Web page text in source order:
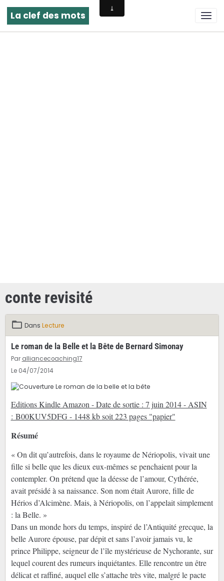
La clef des mots
conte revisité
Dans Lecture
Le roman de la Belle et la Bête de Bernard Simonay
Par alliancecoaching17
Le 04/07/2014
Editions Kindle Amazon - Date de sortie : 7 juin 2014 - ASIN
: B00KUV5DFG - 1448 kb soit 223 pages "papier"
Résumé
« On dit qu’autrefois, dans le royaume de Nériopolis, vivait une
fille si belle que les dieux eux-mêmes se penchaient pour la
contempler. On prétend que la déesse de l’amour, Cythérée,
avait présidé à sa naissance. Son nom était Aurore, fille de
Hérios d’Alcimène. Mais, à Nériopolis, on l’appelait simplement
: la Belle. »
Dans un monde hors du temps, inspiré de l’Antiquité grecque, la
belle Aurore épouse, par dépit et sans l’avoir jamais vu, le
prince Philippe, seigneur de l’île mystérieuse de Nychorante, sur
lequel courent des rumeurs inquiétantes. Elle rencontre un être
délicat et raffiné, auquel elle s’attache très vite, malgré le pacte